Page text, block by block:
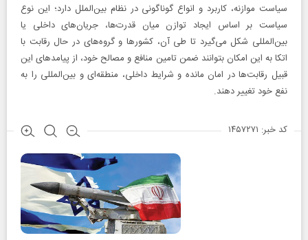
سیاست موازنه، کاربرد و انواع گوناگونی در نظام بین‌الملل دارد؛ این نوع
سیاست بر اساس ایجاد توازن میان قدرت‌ها، جریان‌های داخلی یا
بین‌المللی شکل می‌گیرد تا طی آن، کشورها و گروه‌های در حال رقابت با
اتکا به این امکان بتوانند ضمن تامین منافع و مصالح خود، از پیامدهای این
قبیل رقابت‌ها در امان مانده و شرایط داخلی، منطقه‌ای و بین‌المللی را به
نفع خود تغییر دهند.
کد خبر: ۱۴۵۷۲۷۱